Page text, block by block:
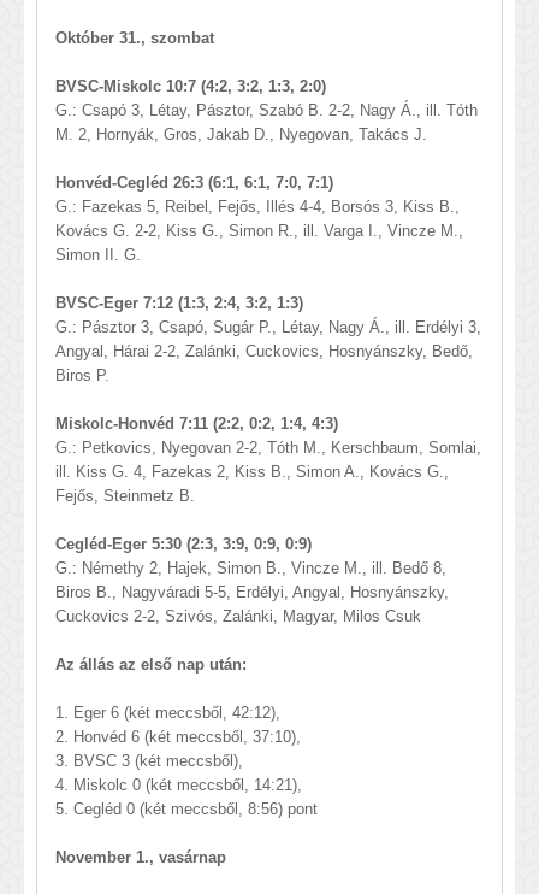
Október 31., szombat
BVSC-Miskolc 10:7 (4:2, 3:2, 1:3, 2:0)
G.: Csapó 3, Létay, Pásztor, Szabó B. 2-2, Nagy Á., ill. Tóth
M. 2, Hornyák, Gros, Jakab D., Nyegovan, Takács J.
Honvéd-Cegléd 26:3 (6:1, 6:1, 7:0, 7:1)
G.: Fazekas 5, Reibel, Fejős, Illés 4-4, Borsós 3, Kiss B.,
Kovács G. 2-2, Kiss G., Simon R., ill. Varga I., Vincze M.,
Simon II. G.
BVSC-Eger 7:12 (1:3, 2:4, 3:2, 1:3)
G.: Pásztor 3, Csapó, Sugár P., Létay, Nagy Á., ill. Erdélyi 3,
Angyal, Hárai 2-2, Zalánki, Cuckovics, Hosnyánszky, Bedő,
Biros P.
Miskolc-Honvéd 7:11 (2:2, 0:2, 1:4, 4:3)
G.: Petkovics, Nyegovan 2-2, Tóth M., Kerschbaum, Somlai,
ill. Kiss G. 4, Fazekas 2, Kiss B., Simon A., Kovács G.,
Fejős, Steinmetz B.
Cegléd-Eger 5:30 (2:3, 3:9, 0:9, 0:9)
G.: Némethy 2, Hajek, Simon B., Vincze M., ill. Bedő 8,
Biros B., Nagyváradi 5-5, Erdélyi, Angyal, Hosnyánszky,
Cuckovics 2-2, Szivós, Zalánki, Magyar, Milos Csuk
Az állás az első nap után:
1. Eger 6 (két meccsből, 42:12),
2. Honvéd 6 (két meccsből, 37:10),
3. BVSC 3 (két meccsből),
4. Miskolc 0 (két meccsből, 14:21),
5. Cegléd 0 (két meccsből, 8:56) pont
November 1., vasárnap